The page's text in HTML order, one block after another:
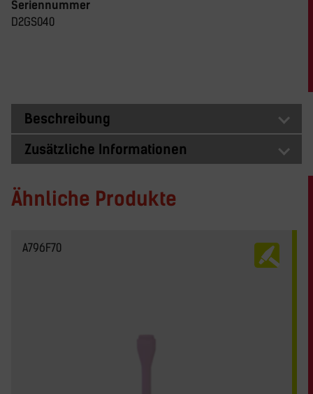
Seriennummer
D2GS040
Beschreibung
Zusätzliche Informationen
Ähnliche Produkte
A796F70